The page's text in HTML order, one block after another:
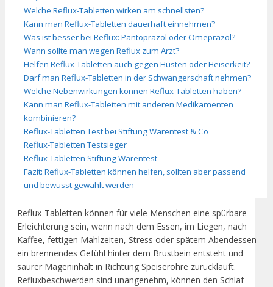
Welche Reflux-Tabletten wirken am schnellsten?
Kann man Reflux-Tabletten dauerhaft einnehmen?
Was ist besser bei Reflux: Pantoprazol oder Omeprazol?
Wann sollte man wegen Reflux zum Arzt?
Helfen Reflux-Tabletten auch gegen Husten oder Heiserkeit?
Darf man Reflux-Tabletten in der Schwangerschaft nehmen?
Welche Nebenwirkungen können Reflux-Tabletten haben?
Kann man Reflux-Tabletten mit anderen Medikamenten
kombinieren?
Reflux-Tabletten Test bei Stiftung Warentest & Co
Reflux-Tabletten Testsieger
Reflux-Tabletten Stiftung Warentest
Fazit: Reflux-Tabletten können helfen, sollten aber passend
und bewusst gewählt werden
Reflux-Tabletten können für viele Menschen eine spürbare
Erleichterung sein, wenn nach dem Essen, im Liegen, nach
Kaffee, fettigen Mahlzeiten, Stress oder spätem Abendessen
ein brennendes Gefühl hinter dem Brustbein entsteht und
saurer Mageninhalt in Richtung Speiseröhre zurückläuft.
Refluxbeschwerden sind unangenehm, können den Schlaf